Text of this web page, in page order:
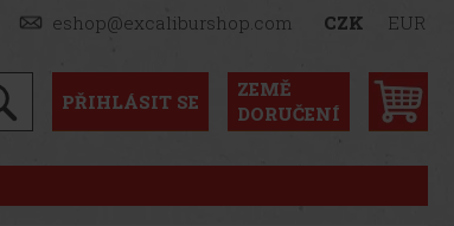
eshop@excaliburshop.com CZK EUR
PŘIHLÁSIT SE
ZEMĚ
DORUČENÍ